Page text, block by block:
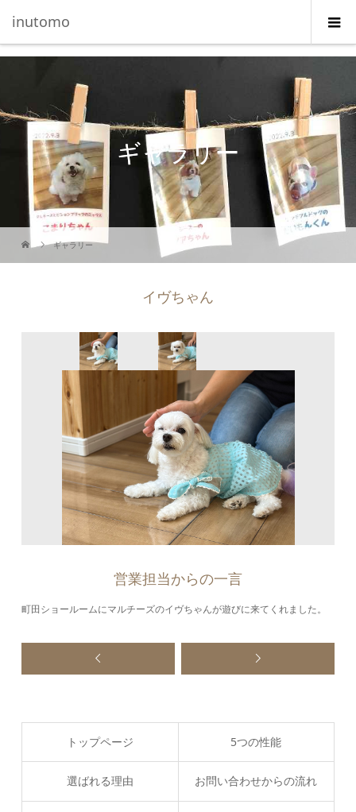
inutomo
ギャラリー
ギャラリー
イヴちゃん
営業担当からの一言
町田ショールームにマルチーズのイヴちゃんが遊びに来てくれました。
トップページ 5つの性能
選ばれる理由 お問い合わせからの流れ